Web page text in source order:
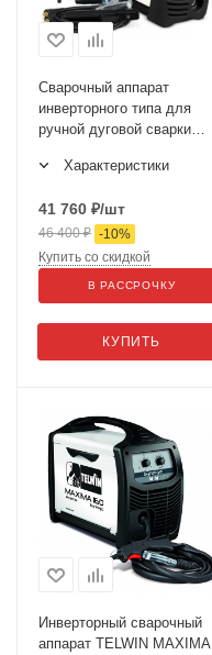
Сварочный аппарат
инверторного типа для
ручной дуговой сварки
Характеристики
41 760 ₽/шт
46 400₽ -10%
КУПИТЬ
Купить со скидкой
В РАССРОЧКУ
Инверторный сварочный
аппарат TELWIN MAXIMA